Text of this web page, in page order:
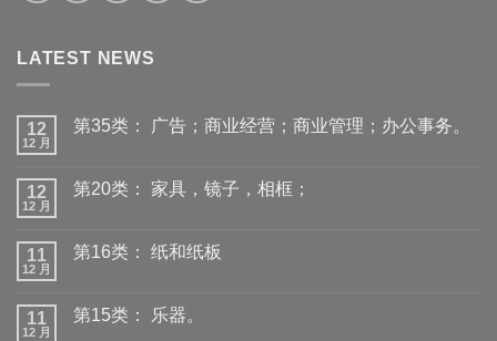
LATEST NEWS
12
12 月
第35类： 广告；商业经营；商业管理；办公事务。
12
12 月
第20类： 家具，镜子，相框；
11
12 月
第16类： 纸和纸板
11
12 月
第15类： 乐器。